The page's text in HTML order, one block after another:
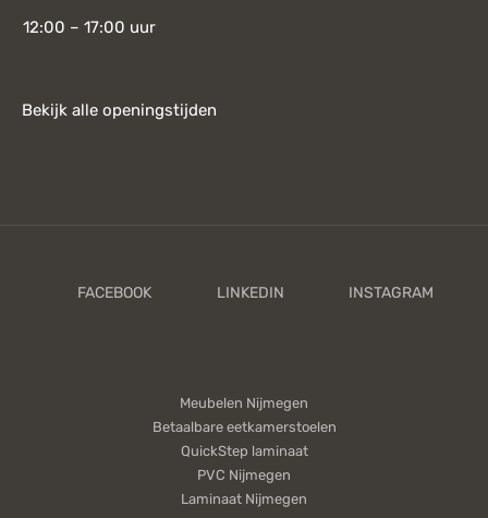
12:00 – 17:00 uur
Bekijk alle openingstijden
Meubelen Nijmegen
Betaalbare eetkamerstoelen
QuickStep laminaat
PVC Nijmegen
Laminaat Nijmegen